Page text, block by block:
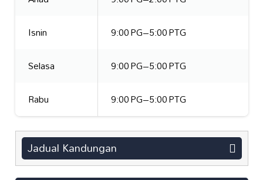
Isnin
9:00 PG–5:00 PTG
Selasa
9:00 PG–5:00 PTG
Rabu
9:00 PG–5:00 PTG
Jadual Kandungan